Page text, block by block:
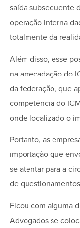
saída subsequente
operação interna
totalmente da
Além disso, esse
na arrecadação do
da federação, que
competência do
onde localizado o
Portanto, as
importação que
se atentar para a
de
Ficou com alguma
Advogados se